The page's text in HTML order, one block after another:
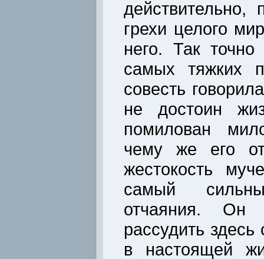
действительно,
грехи целого
него. Так
самых тяжких
совесть
не достоин
помилован
чему же его
жестокость
самый
отчаяния.
рассудить
в настоящей